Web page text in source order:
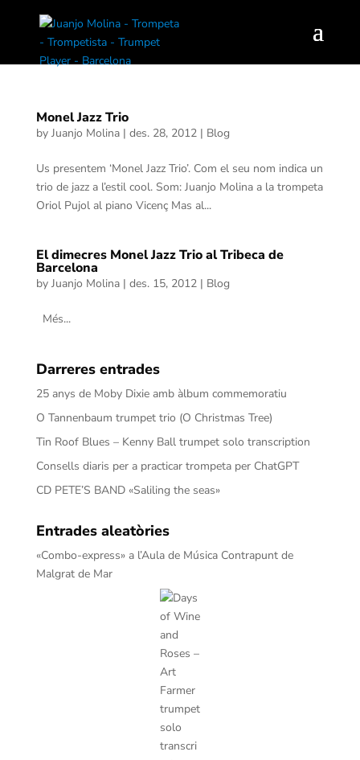
Monel Jazz Trio
by Juanjo Molina| des. 28, 2012| Blog
Us presentem ‘Monel Jazz Trio’. Com el seu nom indica un
trio de jazz a l’estil cool. Som: Juanjo Molina a la trompeta
Oriol Pujol al piano Vicenç Mas al...
El dimecres Monel Jazz Trio al Tribeca de
Barcelona
by Juanjo Molina| des. 15, 2012| Blog
Més...
Darreres entrades
25 anys de Moby Dixie amb àlbum commemoratiu
O Tannenbaum trumpet trio (O Christmas Tree)
Tin Roof Blues – Kenny Ball trumpet solo transcription
Consells diaris per a practicar trompeta per ChatGPT
CD PETE’S BAND «Saliling the seas»
Entrades aleatòries
«Combo-express» a l’Aula de Música Contrapunt de
Malgrat de Mar